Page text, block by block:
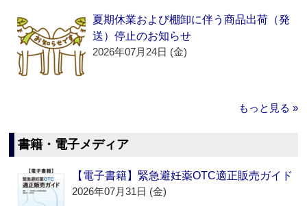
夏期休業および棚卸に伴う商品出荷（発
送）停止のお知らせ
2026年07月24日 (金)
もっと見る »
書籍・電子メディア
【電子書籍】緊急避妊薬OTC適正販売ガイド
2026年07月31日 (金)